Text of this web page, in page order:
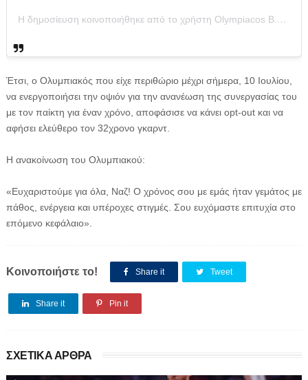
Η δημοσίευση κοινοποιήθηκε από το χρήστη Olympiacos B.C. (@olympiacosbc)
Έτσι, ο Ολυμπιακός που είχε περιθώριο μέχρι σήμερα, 10 Ιουλίου,
να ενεργοποιήσει την οψιόν για την ανανέωση της συνεργασίας του
με τον παίκτη για έναν χρόνο, αποφάσισε να κάνει opt-out και να
αφήσει ελεύθερο τον 32χρονο γκαρντ.
Η ανακοίνωση του Ολυμπιακού:
«Ευχαριστούμε για όλα, Ναζ! Ο χρόνος σου με εμάς ήταν γεμάτος με
πάθος, ενέργεια και υπέροχες στιγμές. Σου ευχόμαστε επιτυχία στο
επόμενο κεφάλαιο».
Κοινοποιήστε το! Share it Tweet
Share it Pin it
ΣΧΕΤΙΚΑ ΑΡΘΡΑ